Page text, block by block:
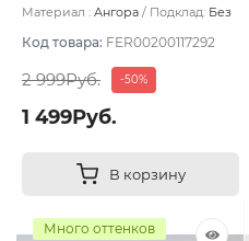
Материал : Ангора Подклад: Без
Код товара: FER00200117292
2 999Руб. -50%
1 499Руб.
В корзину
Много оттенков